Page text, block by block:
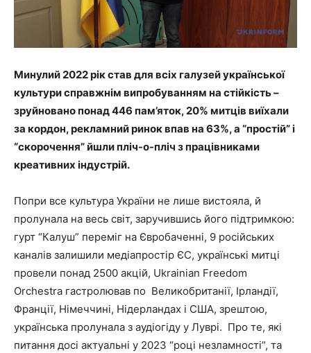
Минулий 2022 рік став для всіх галузей української
культури справжнім випробуванням на стійкість –
зруйновано понад 446 пам’яток, 20% митців виїхали
за кордон, рекламний ринок впав на 63%, а “простій” і
“скорочення” йшли пліч-о-пліч з працівниками
креативних індустрій.
Попри все культура України не лише вистояла, й
пролунала на весь світ, заручившись його підтримкою:
гурт “Калуш” переміг на Євробаченні, 9 російських
каналів залишили медіапростір ЄС, українські митці
провели понад 2500 акцій, Ukrainian Freedom
Orchestra гастролював по Великобританії, Ірландії,
Франції, Німеччині, Нідерландах і США, зрештою,
українська пролунала з аудіогіду у Луврі. Про те, які
питання досі актуальні у 2023 “році незламності”, та